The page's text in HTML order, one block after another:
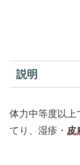
説明
体力中等度以上
てり、湿疹・ 皮